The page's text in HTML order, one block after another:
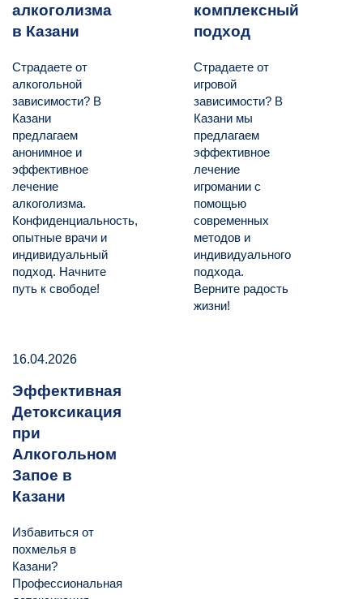
алкоголизма
в Казани
Страдаете от
алкогольной
зависимости? В
Казани
предлагаем
анонимное и
эффективное
лечение
алкоголизма.
Конфиденциальность,
опытные врачи и
индивидуальный
подход. Начните
путь к свободе!
комплексный
подход
Страдаете от
игровой
зависимости? В
Казани мы
предлагаем
эффективное
лечение
игромании с
помощью
современных
методов и
индивидуального
подхода.
Верните радость
жизни!
16.04.2026
Эффективная
Детоксикация
при
Алкогольном
Запое в
Казани
Избавиться от
похмелья в
Казани?
Профессиональная